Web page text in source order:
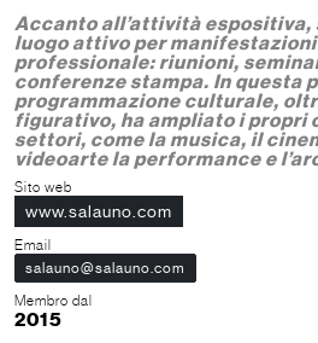
Accanto all’attività espositiva,
luogo attivo per
professionale: riunioni,
conferenze stampa. In questa
programmazione culturale,
figurativo, ha ampliato i propri
settori, come la musica, il
videoarte la performance e
Sito web
www.salauno.com
Email
salauno@salauno.com
Membro dal
2015